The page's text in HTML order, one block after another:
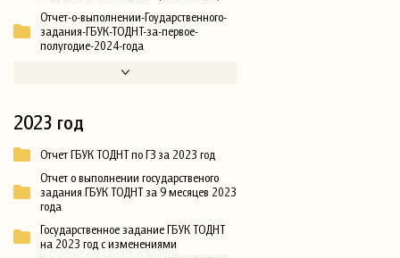
Отчет-о-выполнении-Гоударственного-
задания-ГБУК-ТОДНТ-за-первое-
полугодие-2024-года
2023 год
Отчет ГБУК ТОДНТ по ГЗ за 2023 год
Отчет о выполнении государственого
задания ГБУК ТОДНТ за 9 месяцев 2023
года
Государственное задание ГБУК ТОДНТ
на 2023 год с изменениями